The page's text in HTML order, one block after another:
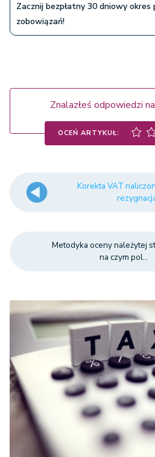
Zacznij bezpłatny 30 dniowy okres
zobowiązań!
Znalazłeś odpowiedzi
OCEŃ ARTYKUŁ:
Korekta VAT
Metodyka oceny należytej
na czym pol...